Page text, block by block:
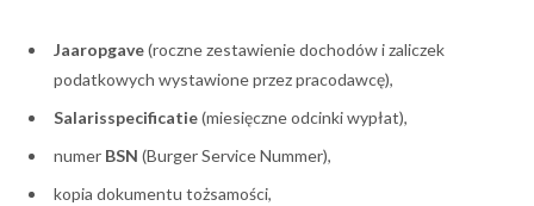
Jaaropgave(roczne zestawienie dochodów i zaliczek
podatkowych wystawione przez pracodawcę),
Salarisspecificatie(miesięczne odcinki wypłat),
numer BSN (Burger Service Nummer),
kopia dokumentu tożsamości,